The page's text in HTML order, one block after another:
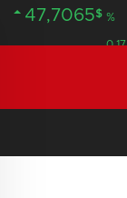
47,7065$ %
0.17